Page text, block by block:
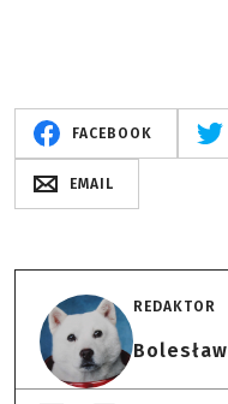
FACEBOOK
EMAIL
REDAKTOR
Bolesław